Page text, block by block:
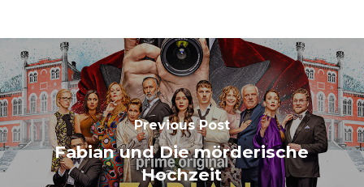
Previous Post
Fabian und Die mörderische
Hochzeit